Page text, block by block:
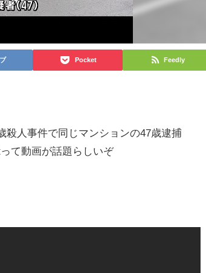
Pocket Feedly
殺人事件で同じマンションの47歳逮捕
て動画が話題らしいぞ